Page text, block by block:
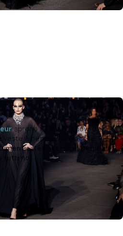
Images
aprono il fashion show tra
a pennello e giacche
Dimenticate l’oversize: Demna è
tutti noi.